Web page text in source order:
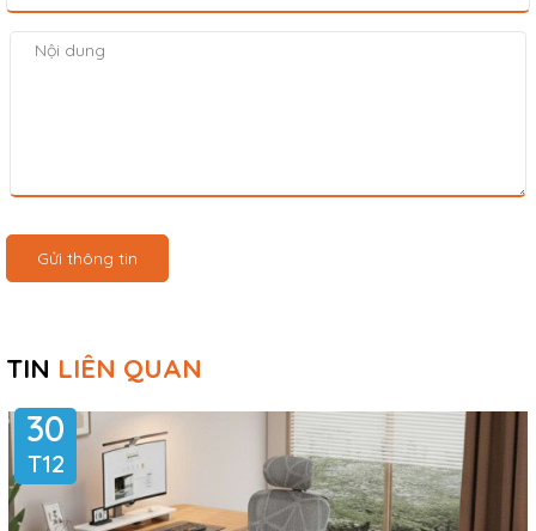
Gửi thông tin
TIN LIÊN QUAN
30
T12